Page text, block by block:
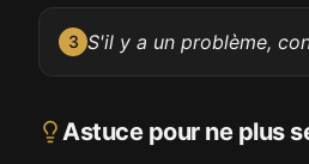
3 S'il y a un problème,
Astuce pour ne plus